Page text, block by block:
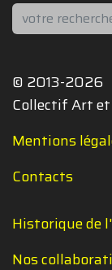
Rechercher
© 2013-2026
Collectif Art et
Mentions
Contacts
Historique de
Nos